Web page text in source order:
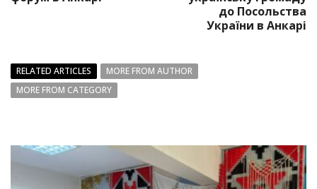
до Посольства
України в Анкарі
RELATED ARTICLES
MORE FROM AUTHOR
MORE FROM CATEGORY